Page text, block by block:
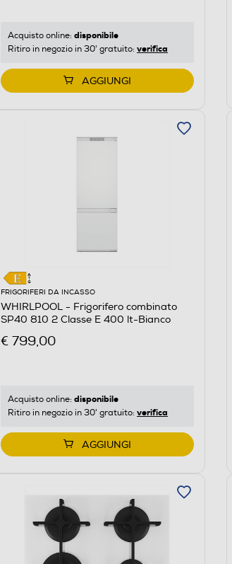
Acquisto online: disponibile
Ritiro in negozio in 30' gratuito: verifica
AGGIUNGI
FRIGORIFERI DA INCASSO
WHIRLPOOL - Frigorifero combinato
SP40 810 2 Classe E 400 lt-Bianco
€ 799,00
Acquisto online: disponibile
Ritiro in negozio in 30' gratuito: verifica
AGGIUNGI